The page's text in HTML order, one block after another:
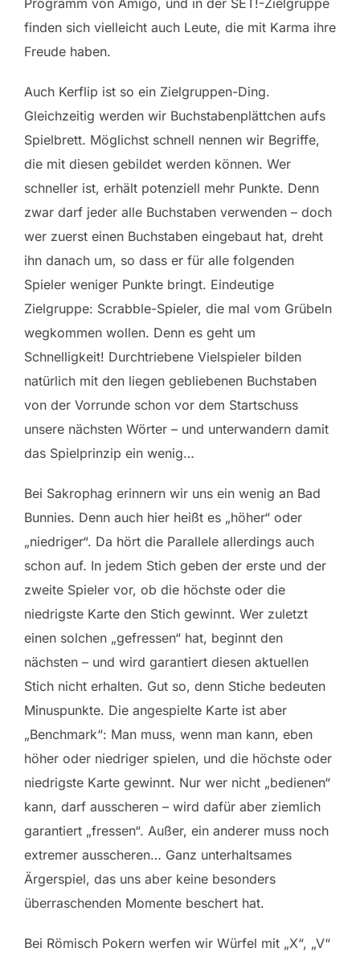
finden sich vielleicht auch Leute, die mit Karma ihre
Freude haben.
Auch Kerflip ist so ein Zielgruppen-Ding.
Gleichzeitig werden wir Buchstabenplättchen aufs
Spielbrett. Möglichst schnell nennen wir Begriffe,
die mit diesen gebildet werden können. Wer
schneller ist, erhält potenziell mehr Punkte. Denn
zwar darf jeder alle Buchstaben verwenden – doch
wer zuerst einen Buchstaben eingebaut hat, dreht
ihn danach um, so dass er für alle folgenden
Spieler weniger Punkte bringt. Eindeutige
Zielgruppe: Scrabble-Spieler, die mal vom Grübeln
wegkommen wollen. Denn es geht um
Schnelligkeit! Durchtriebene Vielspieler bilden
natürlich mit den liegen gebliebenen Buchstaben
von der Vorrunde schon vor dem Startschuss
unsere nächsten Wörter – und unterwandern damit
das Spielprinzip ein wenig…
Bei Sakrophag erinnern wir uns ein wenig an Bad
Bunnies. Denn auch hier heißt es „höher“ oder
„niedriger“. Da hört die Parallele allerdings auch
schon auf. In jedem Stich geben der erste und der
zweite Spieler vor, ob die höchste oder die
niedrigste Karte den Stich gewinnt. Wer zuletzt
einen solchen „gefressen“ hat, beginnt den
nächsten – und wird garantiert diesen aktuellen
Stich nicht erhalten. Gut so, denn Stiche bedeuten
Minuspunkte. Die angespielte Karte ist aber
„Benchmark“: Man muss, wenn man kann, eben
höher oder niedriger spielen, und die höchste oder
niedrigste Karte gewinnt. Nur wer nicht „bedienen“
kann, darf ausscheren – wird dafür aber ziemlich
garantiert „fressen“. Außer, ein anderer muss noch
extremer ausscheren… Ganz unterhaltsames
Ärgerspiel, das uns aber keine besonders
überraschenden Momente beschert hat.
Bei Römisch Pokern werfen wir Würfel mit „X“, „V“